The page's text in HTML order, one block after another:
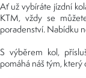
Ať už vybíráte jízdní
KTM, vždy se
poradenství. Nabídku
S výběrem kol,
pomáhá náš tým,